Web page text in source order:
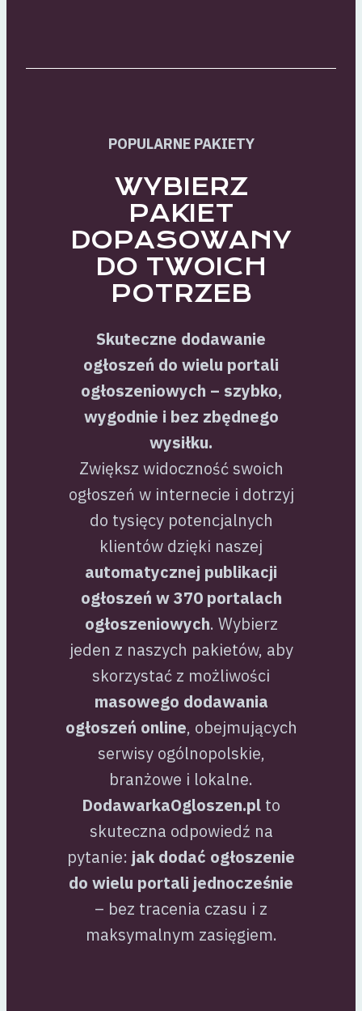
POPULARNE PAKIETY
WYBIERZ
PAKIET
DOPASOWANY
DO TWOICH
POTRZEB
Skuteczne dodawanie
ogłoszeń do wielu portali
ogłoszeniowych – szybko,
wygodnie i bez zbędnego
wysiłku.
Zwiększ widoczność swoich
ogłoszeń w internecie i dotrzyj
do tysięcy potencjalnych
klientów dzięki naszej
automatycznej publikacji
ogłoszeń w 370 portalach
ogłoszeniowych. Wybierz
jeden z naszych pakietów, aby
skorzystać z możliwości
masowego dodawania
ogłoszeń online, obejmujących
serwisy ogólnopolskie,
branżowe i lokalne.
DodawarkaOgloszen.pl to
skuteczna odpowiedź na
pytanie: jak dodać ogłoszenie
do wielu portali jednocześnie
– bez tracenia czasu i z
maksymalnym zasięgiem.